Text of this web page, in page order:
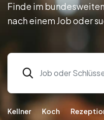
Finde im
nach einem Job oder
Kellner Koch